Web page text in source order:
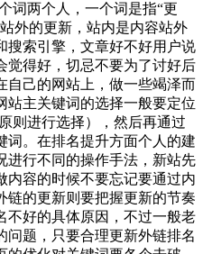
两个人，一个词是指“更
外的更新，站内是内容站外
搜索引擎，文章好不好用户说
觉得好，切忌不要为了讨好后
自己的网站上，做一些竭泽而
站主关键词的选择一般要定位
则进行选择），然后再通过
词。在排名提升方面个人的建
进行不同的操作手法，新站先
内容的时候不要忘记要通过内
链的更新则要把握更新的节奏
不好的具体原因，不过一般老
问题，只要合理更新外链排名